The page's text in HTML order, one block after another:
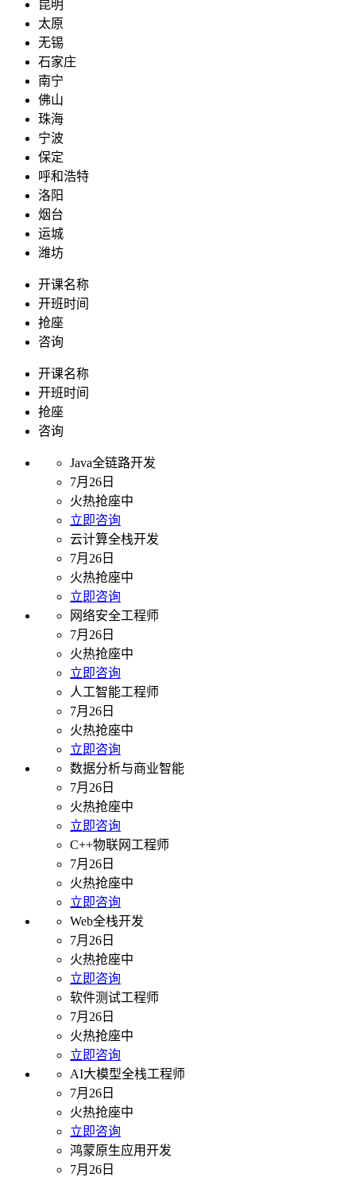
昆明
太原
无锡
石家庄
南宁
佛山
珠海
宁波
保定
呼和浩特
洛阳
烟台
运城
潍坊
开课名称
开班时间
抢座
咨询
开课名称
开班时间
抢座
咨询
Java全链路开发
7月26日
火热抢座中
立即咨询
云计算全栈开发
7月26日
火热抢座中
立即咨询
网络安全工程师
7月26日
火热抢座中
立即咨询
人工智能工程师
7月26日
火热抢座中
立即咨询
数据分析与商业智能
7月26日
火热抢座中
立即咨询
C++物联网工程师
7月26日
火热抢座中
立即咨询
Web全栈开发
7月26日
火热抢座中
立即咨询
软件测试工程师
7月26日
火热抢座中
立即咨询
AI大模型全栈工程师
7月26日
火热抢座中
立即咨询
鸿蒙原生应用开发
7月26日